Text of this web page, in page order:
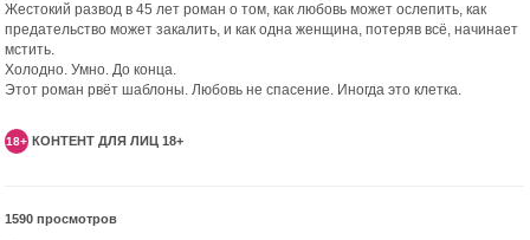
Жестокий развод в 45 лет роман о том, как любовь может ослепить, как
предательство может закалить, и как одна женщина, потеряв всё, начинает
мстить.
Холодно. Умно. До конца.
Этот роман рвёт шаблоны. Любовь не спасение. Иногда это клетка.
18+ КОНТЕНТ ДЛЯ ЛИЦ 18+
1590 просмотров